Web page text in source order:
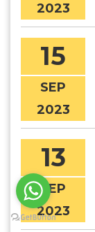
2023
15
SEP
2023
13
SEP
2023